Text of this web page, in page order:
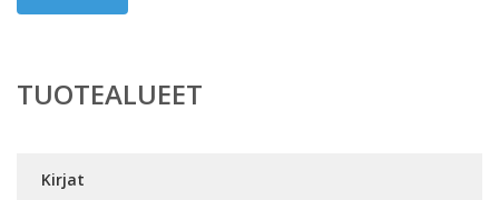
TUOTEALUEET
Kirjat